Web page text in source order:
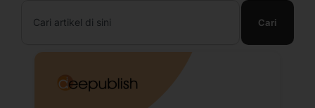
Cari